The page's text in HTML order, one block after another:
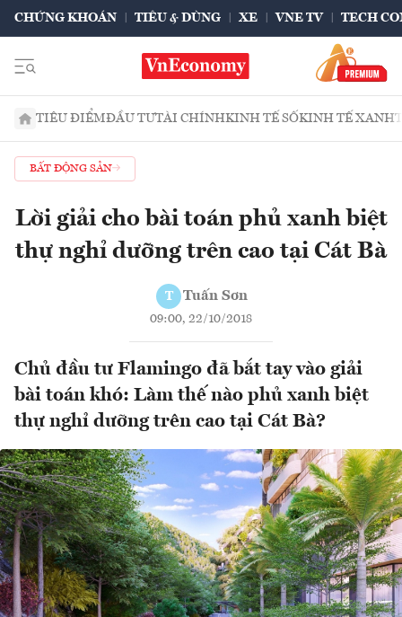
CHỨNG KHOÁN TIÊU & DÙNG XE VNE TV TECH
TIÊU ĐIỂMĐẦU TƯTÀI CHÍNHKINH TẾ SỐKINH TẾ XANH
BẤT ĐỘNG SẢN
Lời giải cho bài toán phủ xanh biệt
thự nghỉ dưỡng trên cao tại Cát Bà
T Tuấn Sơn
09:00, 22/10/2018
Chủ đầu tư Flamingo đã bắt tay vào giải
bài toán khó: Làm thế nào phủ xanh biệt
thự nghỉ dưỡng trên cao tại Cát Bà?